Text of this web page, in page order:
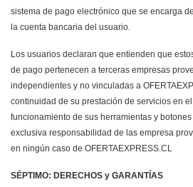
sistema de pago electrónico que se encarga
la cuenta bancaria del usuario.
Los usuarios declaran que entienden que
de pago pertenecen a terceras empresas
independientes y no vinculadas a
continuidad de su prestación de servicios en
funcionamiento de sus herramientas y
exclusiva responsabilidad de las empresa
en ningún caso de OFERTAEXPRESS.CL
SÉPTIMO: DERECHOS y GARANTÍAS